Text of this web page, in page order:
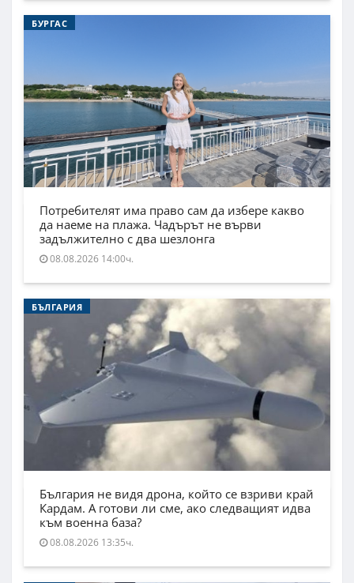
БУРГАС
Потребителят има право сам да избере какво
да наеме на плажа. Чадърът не върви
задължително с два шезлонга
08.08.2026 14:00ч.
БЪЛГАРИЯ
България не видя дрона, който се взриви край
Кардам. А готови ли сме, ако следващият идва
към военна база?
08.08.2026 13:35ч.